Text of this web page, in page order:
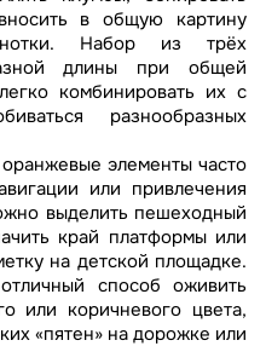
в общую картину
Набор из трёх
длины при общей
комбинировать их с
разнообразных
элементы часто
или привлечения
выделить пешеходный
край платформы или
на детской площадке.
способ оживить
или коричневого цвета,
«пятен» на дорожке или